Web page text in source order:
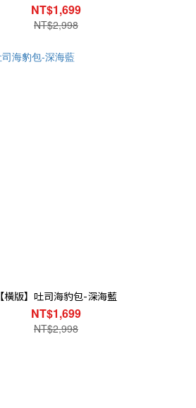
NT$1,699
NT$2,998
【橫版】吐司海豹包-深海藍
NT$1,699
NT$2,998